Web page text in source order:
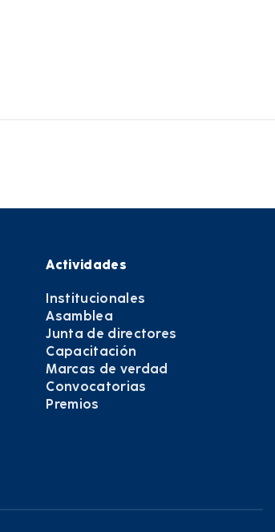
Actividades
Institucionales
Asamblea
Junta de directores
Capacitación
Marcas de verdad
Convocatorias
Premios